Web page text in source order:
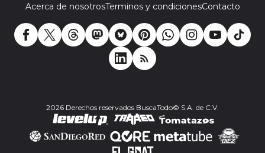
Acerca de nosotrosTerminos y condicionesContacto
2026 Derechos reservados BuscaTodo© S.A. de C.V.